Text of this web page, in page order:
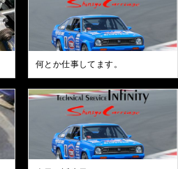
何とか仕事してます。